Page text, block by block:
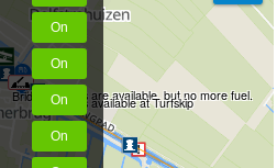
Bridge toll €3!Diesel is available at Turfskip
Water refills are available, but no more fuel.